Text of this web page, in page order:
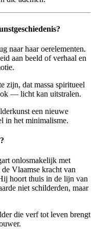
naar haar oerelementen.
aan beeld of verhaal en
zijn, dat massa spiritueel
— licht kan uitstralen.
een nieuwe
in het minimalisme.
onlosmakelijk met
Vlaamse kracht van
hoort thuis in de lijn van
niet schilderden, maar
die verf tot leven brengt